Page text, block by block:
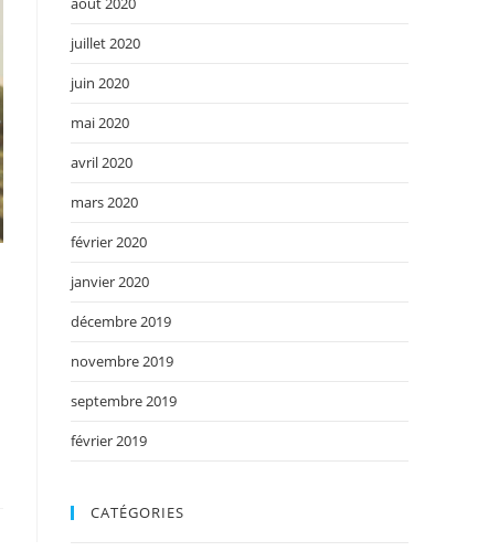
juillet 2020
juin 2020
mai 2020
avril 2020
mars 2020
février 2020
janvier 2020
décembre 2019
novembre 2019
septembre 2019
février 2019
CATÉGORIES